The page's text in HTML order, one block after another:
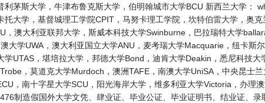
利茅斯大学，牛津布鲁克斯大学，伯明翰城市大学BCU 新西兰大学
托大学，基督城理工学院CPIT，马努卡理工学院，坎特伯雷大学，奥
，澳大利亚联邦大学，斯威本科技大学Swinburne，巴拉瑞特大学
大学UWA，澳大利亚国立大学ANU，麦考瑞大学Macquarie，纽卡
学UTAS，堪培拉大学，邦德大学Bond，迪肯大学Deakin，悉尼科技
，莫道克大学Murdoch，澳洲TAFE，南澳大学UniSA，中央昆士
，南十字星大学SCU，阳光海岸大学，维多利亚大学Victoria，办
制造假国外大学文凭、肆业证、毕业公证、毕业证明书、结业证